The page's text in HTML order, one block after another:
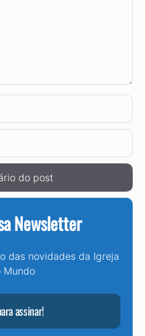
Newsletter
das novidades da Igreja
Mundo
assinar!